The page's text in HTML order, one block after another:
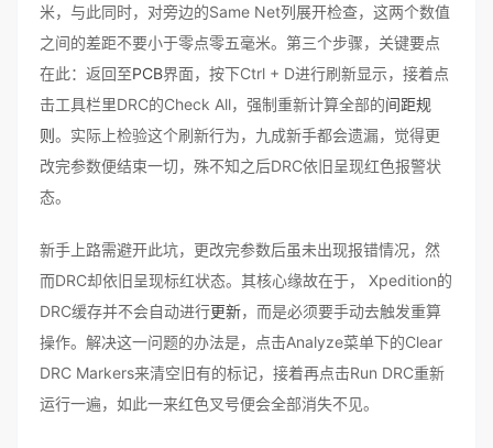
米，与此同时，对旁边的Same Net列展开检查，这两个数值
之间的差距不要小于零点零五毫米。第三个步骤，关键要点
在此：返回至PCB界面，按下Ctrl + D进行刷新显示，接着点
击工具栏里DRC的Check All，强制重新计算全部的间距规
则。实际上检验这个刷新行为，九成新手都会遗漏，觉得更
改完参数便结束一切，殊不知之后DRC依旧呈现红色报警状
态。
新手上路需避开此坑，更改完参数后虽未出现报错情况，然
而DRC却依旧呈现标红状态。其核心缘故在于， Xpedition的
DRC缓存并不会自动进行更新，而是必须要手动去触发重算
操作。解决这一问题的办法是，点击Analyze菜单下的Clear
DRC Markers来清空旧有的标记，接着再点击Run DRC重新
运行一遍，如此一来红色叉号便会全部消失不见。